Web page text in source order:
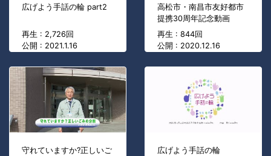
広げよう手話の輪 part2
再生 : 2,726回
公開 : 2021.1.16
高松市・南昌市友好都市
提携30周年記念動画
再生 : 844回
公開 : 2020.12.16
守れていますか?正しいご
広げよう手話の輪